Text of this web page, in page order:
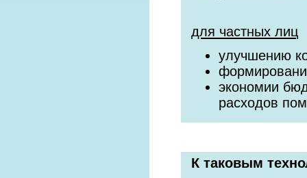
для частных лиц
улучшению
экономии
расходов
К таковым